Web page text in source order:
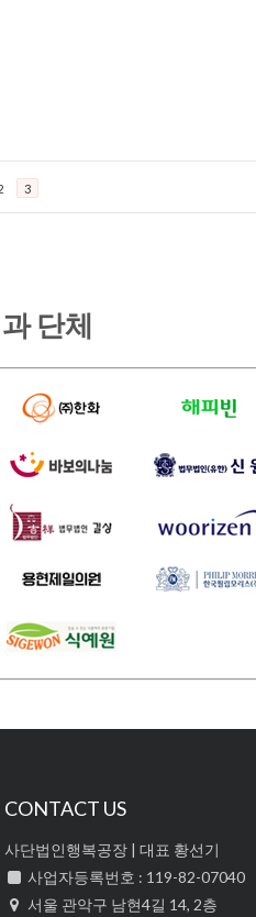
3
단체
CONTACT US
사단법인행복공장 | 대표 황선기
사업자등록번호 : 119-82-07040
서울 관악구 남현4길 14, 2층